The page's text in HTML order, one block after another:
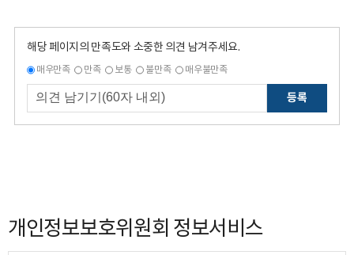
해당 페이지의 만족도와 소중한 의견 남겨주세요.
매우만족 만족 보통 불만족 매우불만족
등록
개인정보보호위원회 정보서비스